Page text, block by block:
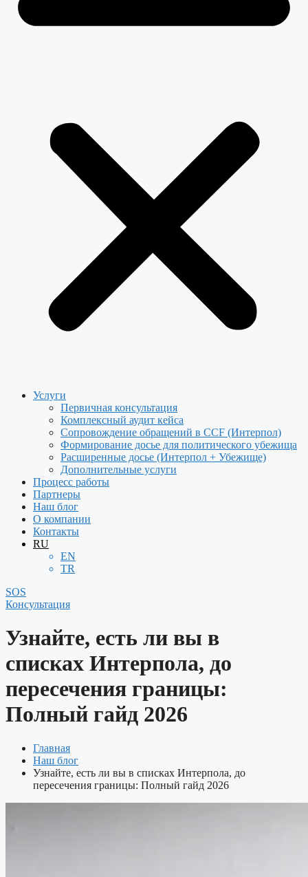
Услуги
Первичная консультация
Комплексный аудит кейса
Сопровождение обращений в CCF (Интерпол)
Формирование досье для политического убежища
Расширенные досье (Интерпол + Убежище)
Дополнительные услуги
Процесс работы
Партнеры
Наш блог
О компании
Контакты
RU
EN
TR
SOS
Консультация
Узнайте, есть ли вы в
списках Интерпола, до
пересечения границы:
Полный гайд 2026
Главная
Наш блог
Узнайте, есть ли вы в списках Интерпола, до
пересечения границы: Полный гайд 2026